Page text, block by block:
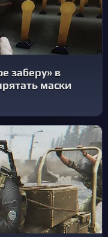
заберу» в
маски